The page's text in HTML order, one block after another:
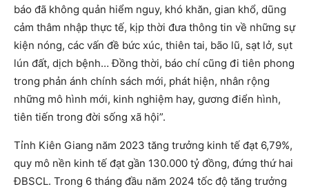
báo đã không quản hiểm nguy, khó khăn, gian khổ, dũng
cảm thâm nhập thực tế, kịp thời đưa thông tin về những sự
kiện nóng, các vấn đề bức xúc, thiên tai, bão lũ, sạt lở, sụt
lún đất, dịch bệnh… Đồng thời, báo chí cũng đi tiên phong
trong phản ánh chính sách mới, phát hiện, nhân rộng
những mô hình mới, kinh nghiệm hay, gương điển hình,
tiên tiến trong đời sống xã hội”.
Tỉnh Kiên Giang năm 2023 tăng trưởng kinh tế đạt 6,79%,
quy mô nền kinh tế đạt gần 130.000 tỷ đồng, đứng thứ hai
ĐBSCL. Trong 6 tháng đầu năm 2024 tốc độ tăng trưởng